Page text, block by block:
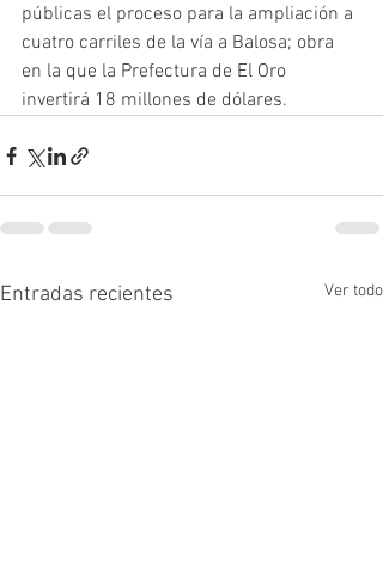
públicas el proceso para la ampliación a
cuatro carriles de la vía a Balosa; obra
en la que la Prefectura de El Oro
invertirá 18 millones de dólares.
Entradas recientes Ver todo